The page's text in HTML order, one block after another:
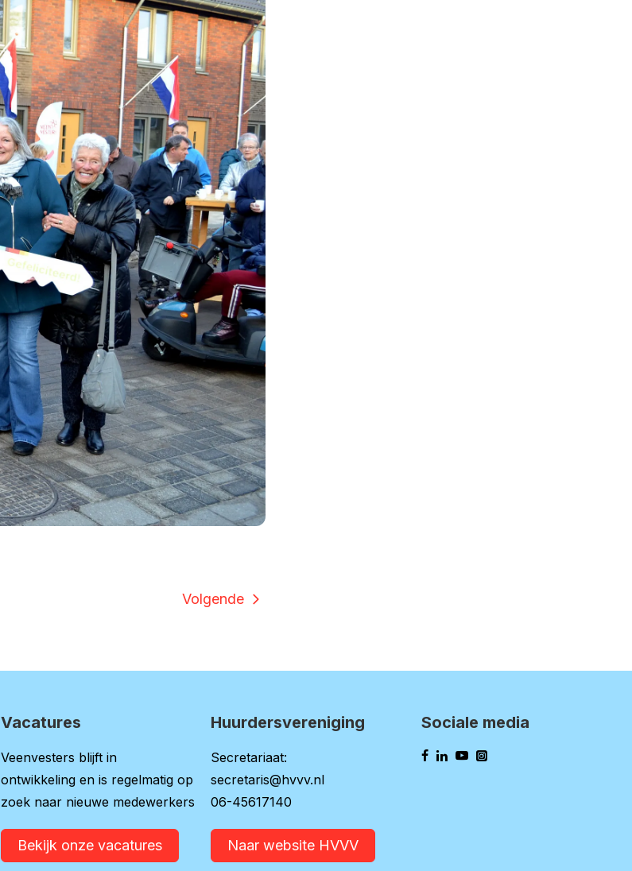
Volgende
Vacatures
Veenvesters blijft in
ontwikkeling en is regelmatig op
zoek naar nieuwe medewerkers
Bekijk onze vacatures
Huurdersvereniging
Secretariaat:
secretaris@hvvv.nl
06-45617140
Naar website HVVV
Sociale media